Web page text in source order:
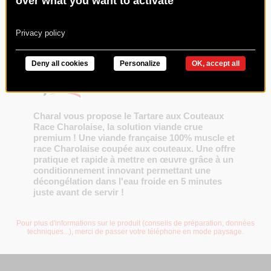
RACE CHAROLAISE 150G VBF
Code : 018411
Charal vous propose le Tartare aux Couteaux
Race Charolaise, la solution viande crue
premium ! Une viande française 100% muscle et
race Charolaise coupée aux couteaux. Une offre
pratique et rapide à mettre en œuvre grâce à un
conditionnement innovant permettant une
décongélation dans l'eau froide en 5 minutes
juste avant de servir !
Pour plus d'informations sur le produit (conseils de préparation, données
techniques...), merci de passer votre téléphone en mode paysage.
OK, accept all
Deny all cookies Personalize
Privacy policy